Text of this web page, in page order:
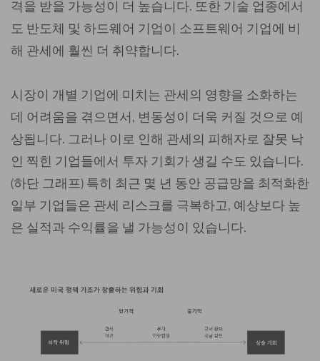
격을 받을 가능성이 더 높습니다. 또한 기술 업종에서
도 반도체 및 하드웨어 기업이 소프트웨어 기업에 비
해 관세에 훨씬 더 취약합니다.
시장이 개별 기업에 미치는 관세의 영향을 소화하는
데 어려움을 겪으면서, 변동성이 더욱 커질 것으로 예
상됩니다. 그러나 이로 인해 관세의 피해자로 잘못 낙
인 찍힌 기업들에서 투자 기회가 생길 수도 있습니다.
(하단 그래프) 특히 최근 몇 년 동안 공급망을 최적화한
일부 기업들은 관세 리스크를 극복하고, 예상보다 높
은 실적과 수익률을 낼 가능성이 있습니다.